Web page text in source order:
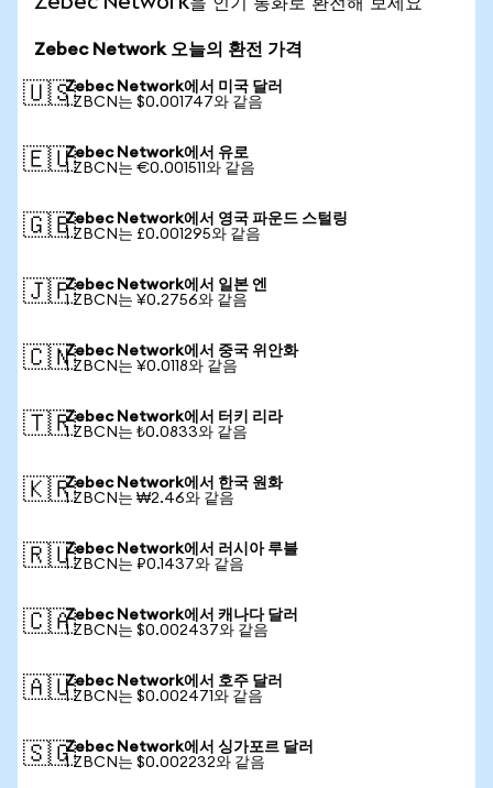
Zebec Network 오늘의 환전 가격
🇺🇸Zebec Network에서 미국 달러
1 ZBCN는 $0.001747와 같음
🇪🇺Zebec Network에서 유로
1 ZBCN는 €0.001511와 같음
🇬🇧Zebec Network에서 영국 파운드 스털링
1 ZBCN는 £0.001295와 같음
🇯🇵Zebec Network에서 일본 엔
1 ZBCN는 ¥0.2756와 같음
🇨🇳Zebec Network에서 중국 위안화
1 ZBCN는 ¥0.0118와 같음
🇹🇷Zebec Network에서 터키 리라
1 ZBCN는 ₺0.0833와 같음
🇰🇷Zebec Network에서 한국 원화
1 ZBCN는 ₩2.46와 같음
🇷🇺Zebec Network에서 러시아 루블
1 ZBCN는 ₽0.1437와 같음
🇨🇦Zebec Network에서 캐나다 달러
1 ZBCN는 $0.002437와 같음
🇦🇺Zebec Network에서 호주 달러
1 ZBCN는 $0.002471와 같음
🇸🇬Zebec Network에서 싱가포르 달러
1 ZBCN는 $0.002232와 같음